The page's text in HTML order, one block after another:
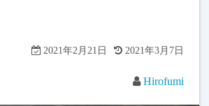
2021年2月21日 2021年3月7日
Hirofumi